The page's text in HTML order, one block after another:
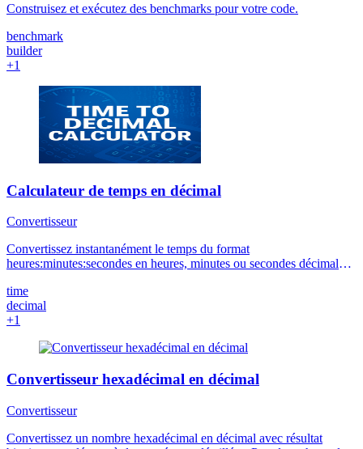
Construisez et exécutez des benchmarks pour votre code.
benchmark
builder
+1
Calculateur de temps en décimal
Convertisseur
Convertissez instantanément le temps du format
heures:minutes:secondes en heures, minutes ou secondes décimales.
paie, de feuilles de temps et de facturation avec une précision de 6
décimales.
time
decimal
+1
Convertisseur hexadécimal en décimal
Convertisseur
Convertissez un nombre hexadécimal en décimal avec résultat